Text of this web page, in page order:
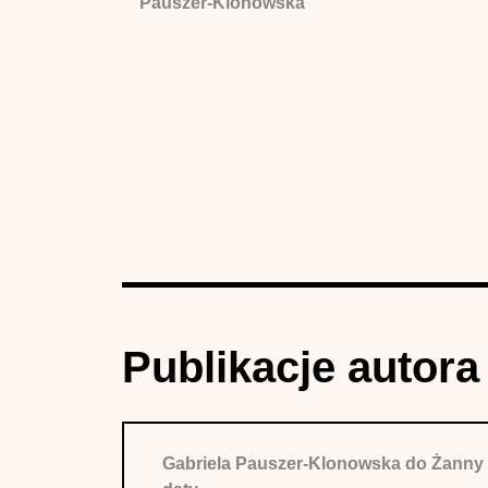
Publikacje autora
Gabriela Pauszer-Klonowska do